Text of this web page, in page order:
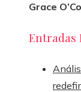
Grace
Entradas